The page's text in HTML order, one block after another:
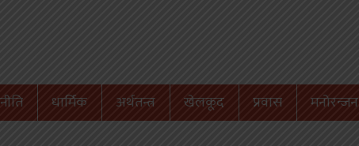
धार्मिक अर्थतन्त्र खेलकूद प्रवास मनोरन्जन